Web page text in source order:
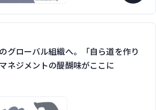
グローバル組織へ。「自ら道を作り
ネジメントの醍醐味がここに